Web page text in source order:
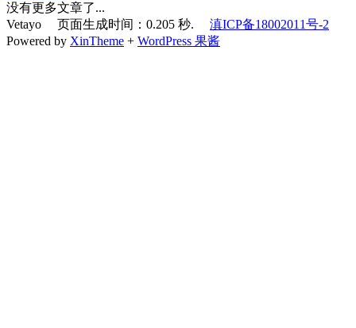
没有更多文章了...
Vetayo 页面生成时间：0.205 秒. 滇ICP备18002011号-2
Powered by XinTheme + WordPress 果酱